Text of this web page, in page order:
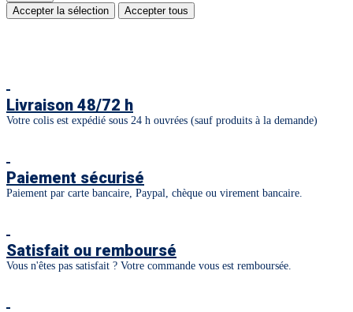
Accepter la sélection
Accepter tous
Livraison 48/72 h
Votre colis est expédié sous 24 h ouvrées (sauf produits à la demande)
Paiement sécurisé
Paiement par carte bancaire, Paypal, chèque ou virement bancaire.
Satisfait ou remboursé
Vous n'êtes pas satisfait ? Votre commande vous est remboursée.